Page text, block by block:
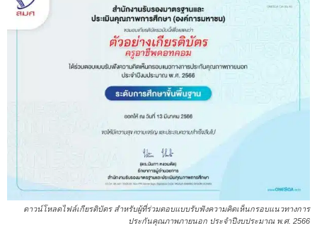
ดาวน์โหลดไฟล์เกียรติบัตร สำหรับผู้ที่ร่วมตอบแบบรับฟังความคิดเห็นกรอบแนวทางการ
ประกันคุณภาพภายนอก ประจำปีงบประมาณ พ.ศ. 2566